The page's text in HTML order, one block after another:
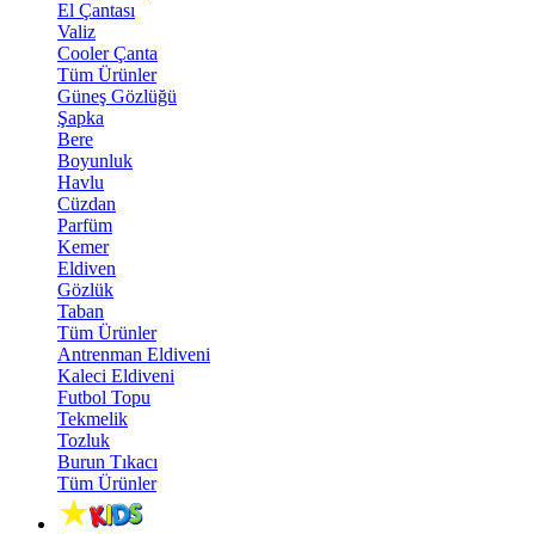
El Çantası
Valiz
Cooler Çanta
Tüm Ürünler
Güneş Gözlüğü
Şapka
Bere
Boyunluk
Havlu
Cüzdan
Parfüm
Kemer
Eldiven
Gözlük
Taban
Tüm Ürünler
Antrenman Eldiveni
Kaleci Eldiveni
Futbol Topu
Tekmelik
Tozluk
Burun Tıkacı
Tüm Ürünler